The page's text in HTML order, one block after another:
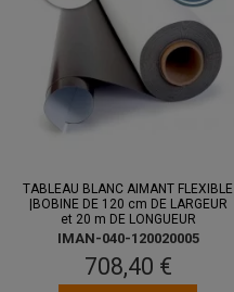
TABLEAU BLANC AIMANT FLEXIBLE
|BOBINE DE 120 cm DE LARGEUR
et 20 m DE LONGUEUR
IMAN-040-120020005
708,40 €